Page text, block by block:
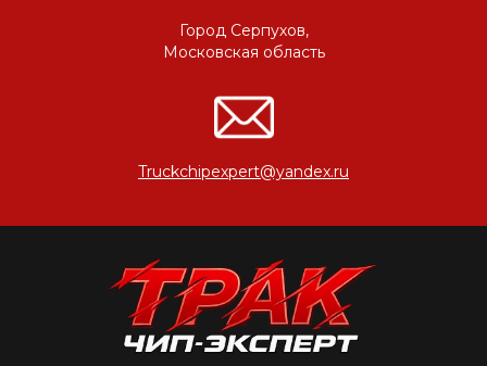
Truckchipexpert@yandex.ru
Город Серпухов,
Московская область